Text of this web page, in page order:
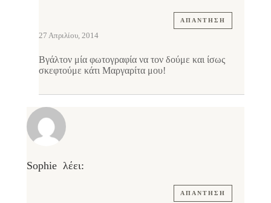
ΑΠΆΝΤΗΣΗ
27 Απριλίου, 2014
Βγάλτον μία φωτογραφία να τον δούμε και ίσως
σκεφτούμε κάτι Μαργαρίτα μου!
Sophie λέει:
ΑΠΆΝΤΗΣΗ